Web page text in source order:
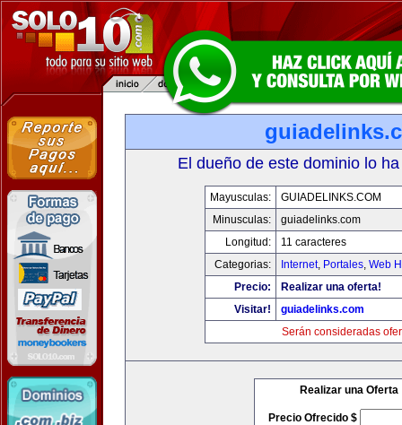
El dueño de este dominio lo
Mayusculas:
GUIADELINKS.COM
Minusculas:
guiadelinks.com
Longitud:
11 caracteres
Categorias:
Internet, Portales, Web
Precio:
Realizar una oferta!
Visitar!
guiadelinks.com
Serán consideradas
Realizar una Oferta
Precio Ofrecido $